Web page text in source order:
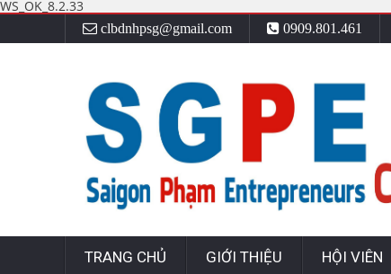
WS_OK_8.2.33
clbdnhpsg@gmail.com 0909.801.461
TRANG CHỦ GIỚI THIỆU HỘI VIÊN